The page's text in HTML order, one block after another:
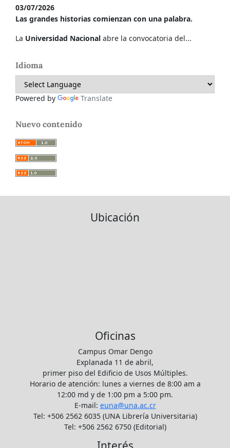
03/07/2026
Las grandes historias comienzan con una palabra.
La Universidad Nacional abre la convocatoria del...
Idioma
Powered by Translate
Nuevo contenido
Ubicación
Oficinas
Campus Omar Dengo
Explanada 11 de abril,
primer piso del Edificio de Usos Múltiples.
Horario de atención: lunes a viernes de 8:00 am a
12:00 md y de 1:00 pm a 5:00 pm.
E-mail: euna@una.ac.cr
Tel: +506 2562 6035 (UNA Librería Universitaria)
Tel: +506 2562 6750 (Editorial)